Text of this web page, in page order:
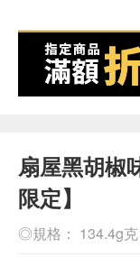
扇屋黑胡椒
限定】
◎規格： 134.4g